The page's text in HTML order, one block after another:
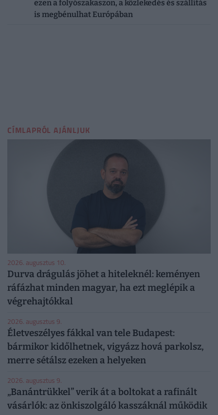
ezen a folyószakaszon, a közlekedés és szállítás
is megbénulhat Európában
CÍMLAPRÓL AJÁNLJUK
2026. augusztus 10.
Durva drágulás jöhet a hiteleknél: keményen
ráfázhat minden magyar, ha ezt meglépik a
végrehajtókkal
2026. augusztus 9.
Életveszélyes fákkal van tele Budapest:
bármikor kidőlhetnek, vigyázz hová parkolsz,
merre sétálsz ezeken a helyeken
2026. augusztus 9.
„Banántrükkel” verik át a boltokat a rafinált
vásárlók: az önkiszolgáló kasszáknál működik